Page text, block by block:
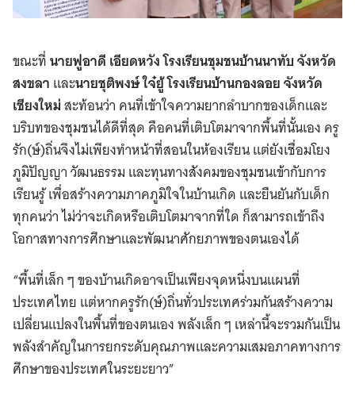
ขณะที่นายฟูอาดี เอียดหวัง โรงเรียนชุมชนบ้านนาทับ จังหวัด
สงขลา และนายชุติพงษ์ ใจ๋ยู้ โรงเรียนบ้านกองลอย จังหวัด
เชียงใหม่สะท้อนว่า คนที่เข้าใจความยากลำบากของเด็กและ
บริบทของชุมชนได้ดีที่สุด คือคนที่เติบโตมาจากพื้นที่นั้นเอง ครู
รัก(ษ์)ถิ่นจึงไม่เพียงทำหน้าที่สอนในห้องเรียน แต่ยังเชื่อมโยง
ภูมิปัญญา วัฒนธรรม และทุนทางสังคมของชุมชนเข้ากับการ
เรียนรู้ เพื่อสร้างความภาคภูมิใจในบ้านเกิด และยืนยันกับเด็ก
ทุกคนว่า ไม่ว่าจะเกิดหรือเติบโตมาจากที่ใด ก็สามารถเข้าถึง
โอกาสทางการศึกษาและพัฒนาศักยภาพของตนเองได้
“พื้นที่เล็ก ๆ ของบ้านเกิดอาจเป็นเพียงจุดหนึ่งบนแผนที่
ประเทศไทย แต่หากครูรัก(ษ์)ถิ่นทั่วประเทศร่วมกันสร้างความ
เปลี่ยนแปลงในพื้นที่ของตนเอง พลังเล็ก ๆ เหล่านี้จะรวมกันเป็น
พลังสำคัญในการยกระดับคุณภาพและความเสมอภาคทางการ
ศึกษาของประเทศในระยะยาว”